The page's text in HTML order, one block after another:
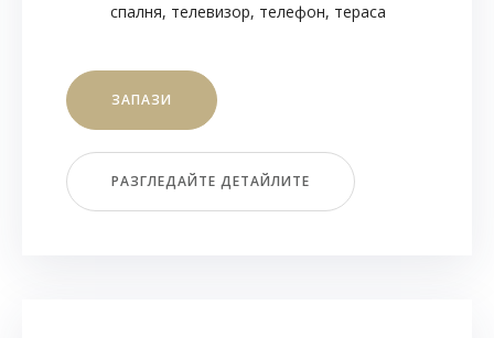
спалня, телевизор, телефон, тераса
ЗАПАЗИ
РАЗГЛЕДАЙТЕ ДЕТАЙЛИТЕ